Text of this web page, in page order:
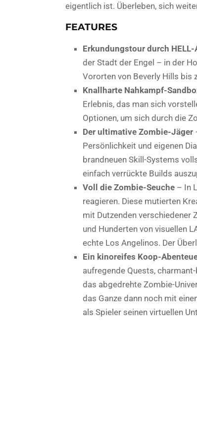
eigentlich ist. Überleben, sich
FEATURES
Erkundungstour durch HELL-
der Stadt der Engel – in der
Vororten von Beverly Hills bis
Knallharte Nahkampf-
Erlebnis, das man sich
Optionen, um sich durch die
Der ultimative Zombie-Jäger
Persönlichkeit und eigenen
brandneuen Skill-Systems
einfach verrückte Builds
Voll die Zombie-Seuche – In
reagieren. Diese mutierten
mit Dutzenden verschiedener
und Hunderten von visuellen
echte Los Angelinos. Der
Ein kinoreifes Koop-
aufregende Quests,
das abgedrehte Zombie-
das Ganze dann noch mit
als Spieler seinen virtuellen